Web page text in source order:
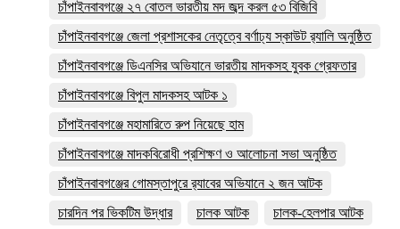
চাঁপাইনবাবগঞ্জে ২৭ বোতল ভারতীয় মদ জব্দ করল ৫৩ বিজিবি
চাঁপাইনবাবগঞ্জে জেলা প্রশাসকের নেতৃত্বে বর্ণাঢ্য স্কাউট র‍্যালি অনুষ্ঠিত
চাঁপাইনবাবগঞ্জে ডিএনসির অভিযানে ভারতীয় মাদকসহ যুবক গ্রেফতার
চাঁপাইনবাবগঞ্জে বিপুল মাদকসহ আটক ১
চাঁপাইনবাবগঞ্জে মহামারিতে রুপ নিয়েছে হাম
চাঁপাইনবাবগঞ্জে মাদকবিরোধী প্রশিক্ষণ ও আলোচনা সভা অনুষ্ঠিত
চাঁপাইনবাবগঞ্জের গোমস্তাপুরে র‍্যাবের অভিযানে ২ জন আটক
চারদিন পর ভিকটিম উদ্ধার
চালক আটক চালক-হেলপার আটক